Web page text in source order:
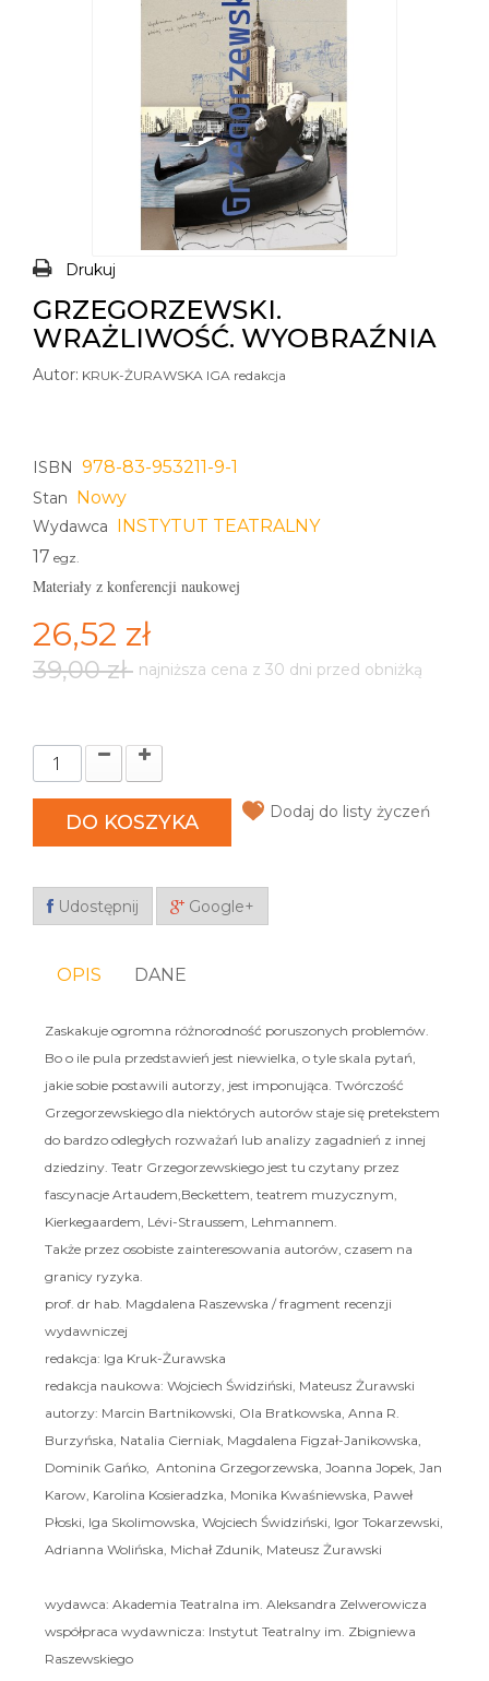
Drukuj
GRZEGORZEWSKI.
WRAŻLIWOŚĆ. WYOBRAŹNIA
Autor: KRUK-ŻURAWSKA IGA redakcja
ISBN 978-83-953211-9-1
Stan Nowy
Wydawca INSTYTUT TEATRALNY
17 egz.
Materiały z konferencji naukowej
26,52 zł
39,00 zł najniższa cena z 30 dni przed obniżką
DO KOSZYKA Dodaj do listy życzeń
Udostępnij Google+
OPIS DANE
Zaskakuje ogromna różnorodność poruszonych problemów.
Bo o ile pula przedstawień jest niewielka, o tyle skala pytań,
jakie sobie postawili autorzy, jest imponująca. Twórczość
Grzegorzewskiego dla niektórych autorów staje się pretekstem
do bardzo odległych rozważań lub analizy zagadnień z innej
dziedziny. Teatr Grzegorzewskiego jest tu czytany przez
fascynacje Artaudem,Beckettem, teatrem muzycznym,
Kierkegaardem, Lévi-Straussem, Lehmannem.
Także przez osobiste zainteresowania autorów, czasem na
granicy ryzyka.
prof. dr hab. Magdalena Raszewska / fragment recenzji
wydawniczej
redakcja: Iga Kruk-Żurawska
redakcja naukowa: Wojciech Świdziński, Mateusz Żurawski
autorzy: Marcin Bartnikowski, Ola Bratkowska, Anna R.
Burzyńska, Natalia Cierniak, Magdalena Figzał-Janikowska,
Dominik Gańko, Antonina Grzegorzewska, Joanna Jopek, Jan
Karow, Karolina Kosieradzka, Monika Kwaśniewska, Paweł
Płoski, Iga Skolimowska, Wojciech Świdziński, Igor Tokarzewski,
Adrianna Wolińska, Michał Zdunik, Mateusz Żurawski
wydawca: Akademia Teatralna im. Aleksandra Zelwerowicza
współpraca wydawnicza: Instytut Teatralny im. Zbigniewa
Raszewskiego